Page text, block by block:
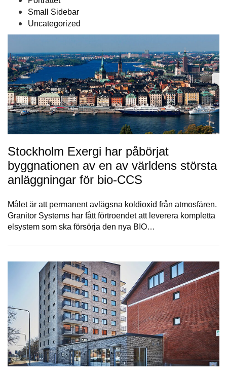
Small Sidebar
Uncategorized
Stockholm Exergi har påbörjat
byggnationen av en av världens största
anläggningar för bio-CCS
Målet är att permanent avlägsna koldioxid från atmosfären.
Granitor Systems har fått förtroendet att leverera kompletta
elsystem som ska försörja den nya BIO…